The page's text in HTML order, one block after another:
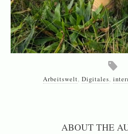
Arbeitswelt, Digitales,
ABOUT THE